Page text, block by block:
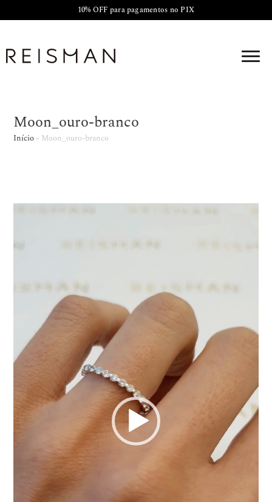
10% OFF para pagamentos no PIX
Moon_ouro-branco
Início » Moon_ouro-branco
Tocador
vídeo